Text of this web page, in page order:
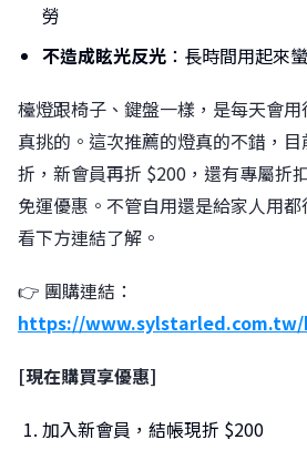
勞
不造成眩光反光 ：長時間用起來
檯燈跟椅子、鍵盤一樣，是每天會
真挑的。這次推薦的燈真的不錯，
折，新會員再折 $200，還有專屬折
免運優惠。不管自用還是給家人用
看下方連結了解。
👉 團購連結：
https://
[現在購買享優惠]
加入新會員，結帳現折 $200